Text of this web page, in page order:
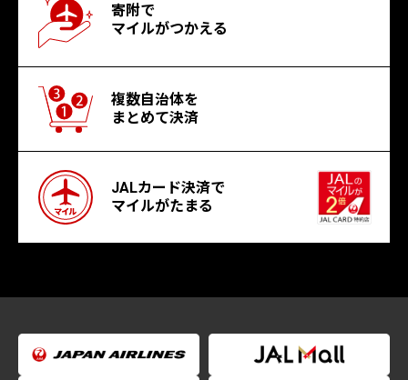
寄附で
マイルがつかえる
複数自治体を
まとめて決済
JALカード決済で
マイルがたまる